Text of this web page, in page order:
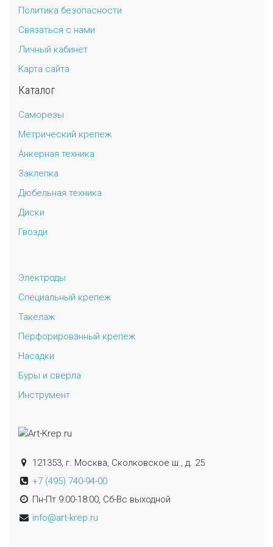
Универсальный распорный дюбель с петельным крюком RUO
Универсальный распорный дюбель с простым крюком RUL
121353, г. Москва, Сколковское ш., д. 25
+7 (495) 740-94-00
Пн-Пт 9:00-18:00, Сб-Вс выходной
info@art-krep.ru
Политика безопасности
Связаться с нами
Личный кабинет
Карта сайта
Каталог
Саморезы
Метрический крепеж
Анкерная техника
Заклепка
Дюбельная техника
Диски
Гвозди
Электроды
Специальный крепеж
Такелаж
Перфорированный крепеж
Насадки
Буры и сверла
Инструмент